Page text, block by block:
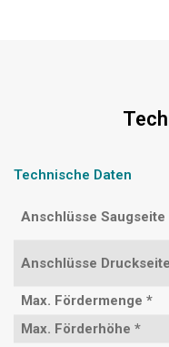
Technische Daten
Anschlüsse Saugseite
Anschlüsse Druckseite
Max. Fördermenge *
Max. Förderhöhe *